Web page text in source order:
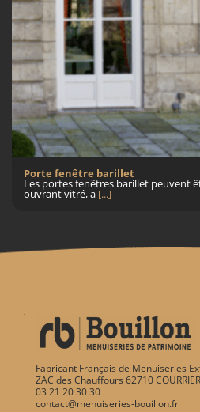
Porte fenêtre barillet
Les portes fenêtres barillet peuvent
ouvrant vitré, a [...]
Fabricant Français de Menuiseries
ZAC des Chauffours 62710
03 21 20 30 30
contact@menuiseries-bouillon.fr